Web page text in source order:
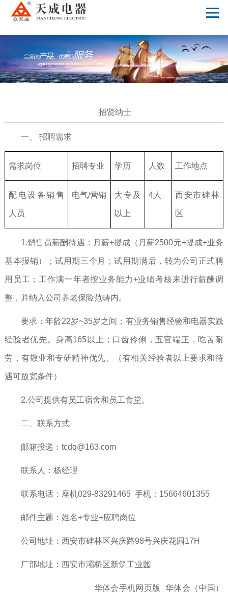
华体会手机网页版_华体会（中国）
招贤纳士
一、 招聘需求
需求岗位 招聘专业 学历 人数 工作地点
配电设备销售
人员
电气/营销 大专及
以上
4人 西安市碑林
区
1.销售员薪酬待遇：月薪+提成（月薪2500元+提成+业务
基本报销）；试用期三个月；试用期满后，转为公司正式聘
用员工；工作满一年者按业务能力+业绩考核来进行薪酬调
整，并纳入公司养老保险范畴内。
要求：年龄22岁~35岁之间；有业务销售经验和电器实践
经验者优先。身高165以上；口齿伶俐，五官端正，吃苦耐
劳，有敬业和专研精神优先。（有相关经验者以上要求和待
遇可放宽条件）
2.公司提供有员工宿舍和员工食堂。
二、联系方式
邮箱投递： tcdq@163.com
联系人：杨经理
联系电话：座机029-83291465 手机：15664601355
邮件主题：姓名+专业+应聘岗位
公司地址：西安市碑林区兴庆路98号兴庆花园17H
厂部地址：西安市灞桥区新筑工业园
华体会手机网页版_华体会（中国）